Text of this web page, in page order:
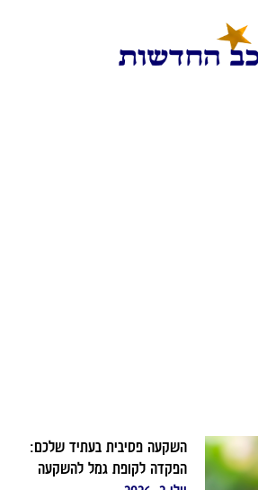
השקעה פסיבית בעתיד שלכם:
הפקדה לקופת גמל להשקעה